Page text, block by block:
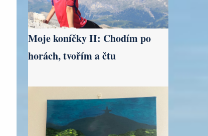
Moje koníčky II: Chodím po
horách, tvořím a čtu